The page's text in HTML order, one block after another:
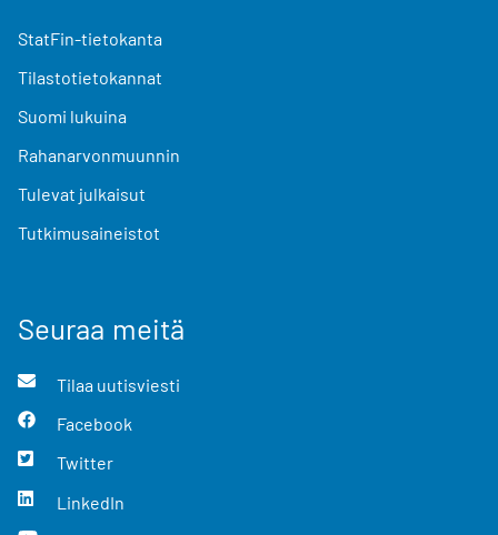
StatFin-tietokanta
Tilastotietokannat
Suomi lukuina
Rahanarvonmuunnin
Tulevat julkaisut
Tutkimusaineistot
Seuraa meitä
Tilaa uutisviesti
Facebook
Twitter
LinkedIn